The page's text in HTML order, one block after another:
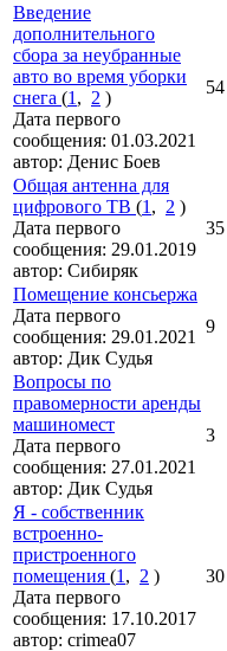
Введение
дополнительного
сбора за неубранные
авто во время уборки
снега (1 , 2 )
Дата первого
сообщения: 01.03.2021
автор: Денис Боев
54
Общая антенна для
цифрового ТВ (1 , 2 )
Дата первого
сообщения: 29.01.2019
автор: Сибиряк
35
Помещение консьержа
Дата первого
сообщения: 29.01.2021
автор: Дик Судья
9
Вопросы по
правомерности аренды
машиномест
Дата первого
сообщения: 27.01.2021
автор: Дик Судья
3
Я - собственник
встроенно-
пристроенного
помещения (1 , 2 )
Дата первого
сообщения: 17.10.2017
автор: crimea07
30